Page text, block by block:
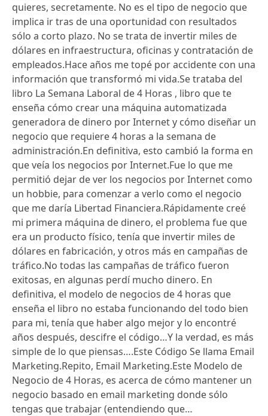
quieres, secretamente. No es el tipo de negocio que
implica ir tras de una oportunidad con resultados
sólo a corto plazo. No se trata de invertir miles de
dólares en infraestructura, oficinas y contratación de
empleados.Hace años me topé por accidente con una
información que transformó mi vida.Se trataba del
libro La Semana Laboral de 4 Horas , libro que te
enseña cómo crear una máquina automatizada
generadora de dinero por Internet y cómo diseñar un
negocio que requiere 4 horas a la semana de
administración.En definitiva, esto cambió la forma en
que veía los negocios por Internet.Fue lo que me
permitió dejar de ver los negocios por Internet como
un hobbie, para comenzar a verlo como el negocio
que me daría Libertad Financiera.Rápidamente creé
mi primera máquina de dinero, el problema fue que
era un producto físico, tenía que invertir miles de
dólares en fabricación, y otros más en campañas de
tráfico.No todas las campañas de tráfico fueron
exitosas, en algunas perdí mucho dinero. En
definitiva, el modelo de negocios de 4 horas que
enseña el libro no estaba funcionando del todo bien
para mi, tenía que haber algo mejor y lo encontré
años después, descifre el código…Y la verdad, es más
simple de lo que piensas….Este Código Se llama Email
Marketing.Repito, Email Marketing.Este Modelo de
Negocio de 4 Horas, es acerca de cómo mantener un
negocio basado en email marketing donde sólo
tengas que trabajar (entendiendo que…